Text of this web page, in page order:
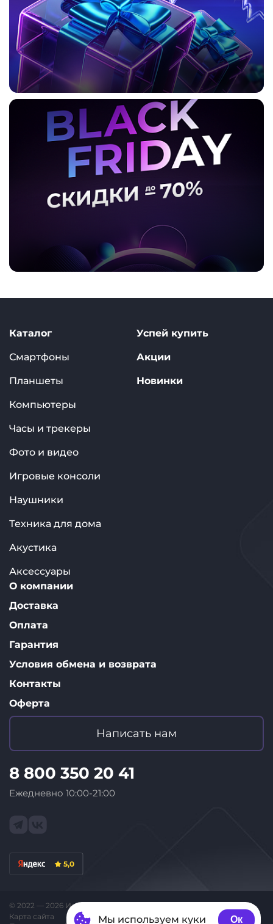
Мы используем куки Ок
Написать нам
8 800 350 20 41
Ежедневно 10:00-21:00
5,0
Каталог
Смартфоны
Планшеты
Компьютеры
Часы и трекеры
Фото и видео
Игровые консоли
Наушники
Техника для дома
Акустика
Аксессуары
Успей купить
Акции
Новинки
О компании
Доставка
Оплата
Гарантия
Условия обмена и возврата
Контакты
Оферта
© 2022 — 2026 Интернет-магазин «ID Store»
Карта сайта